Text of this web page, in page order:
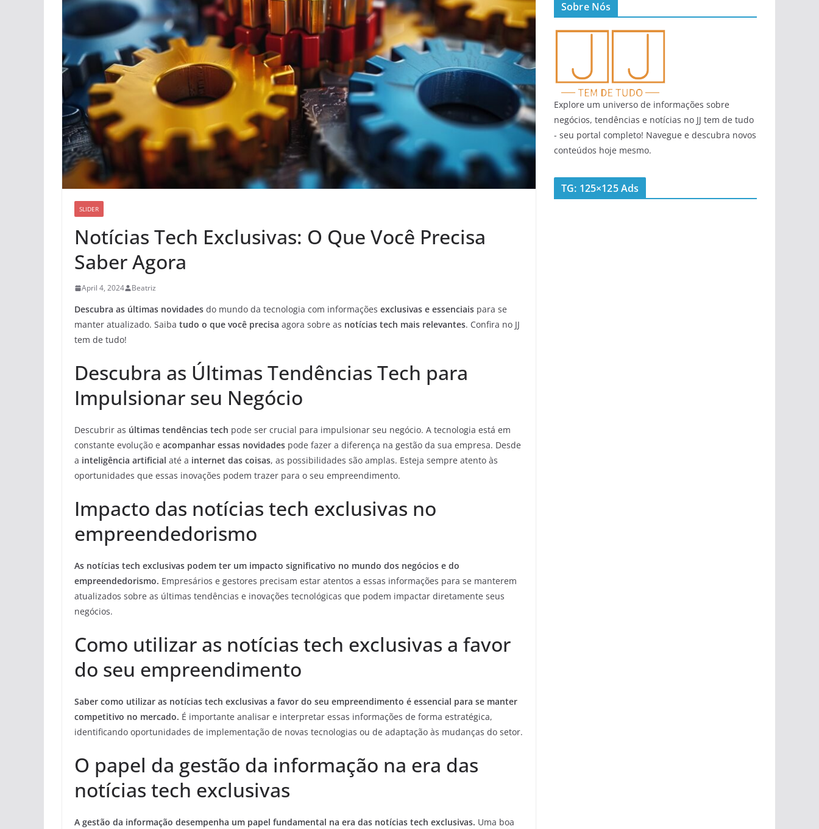
SLIDER
Notícias Tech Exclusivas: O Que Você Precisa
Saber Agora
April 4, 2024 Beatriz
Descubra as últimas novidades do mundo da tecnologia com informações exclusivas e essenciais para se
manter atualizado. Saiba tudo o que você precisa agora sobre as notícias tech mais relevantes. Confira no JJ
tem de tudo!
Descubra as Últimas Tendências Tech para
Impulsionar seu Negócio
Descubrir as últimas tendências tech pode ser crucial para impulsionar seu negócio. A tecnologia está em
constante evolução e acompanhar essas novidades pode fazer a diferença na gestão da sua empresa. Desde
a inteligência artificial até a internet das coisas, as possibilidades são amplas. Esteja sempre atento às
oportunidades que essas inovações podem trazer para o seu empreendimento.
Impacto das notícias tech exclusivas no
empreendedorismo
As notícias tech exclusivas podem ter um impacto significativo no mundo dos negócios e do
empreendedorismo. Empresários e gestores precisam estar atentos a essas informações para se manterem
atualizados sobre as últimas tendências e inovações tecnológicas que podem impactar diretamente seus
negócios.
Como utilizar as notícias tech exclusivas a favor
do seu empreendimento
Saber como utilizar as notícias tech exclusivas a favor do seu empreendimento é essencial para se manter
competitivo no mercado. É importante analisar e interpretar essas informações de forma estratégica,
identificando oportunidades de implementação de novas tecnologias ou de adaptação às mudanças do setor.
O papel da gestão da informação na era das
notícias tech exclusivas
A gestão da informação desempenha um papel fundamental na era das notícias tech exclusivas. Uma boa
Sobre Nós
Explore um universo de informações sobre
negócios, tendências e notícias no JJ tem de tudo
- seu portal completo! Navegue e descubra novos
conteúdos hoje mesmo.
TG: 125×125 Ads